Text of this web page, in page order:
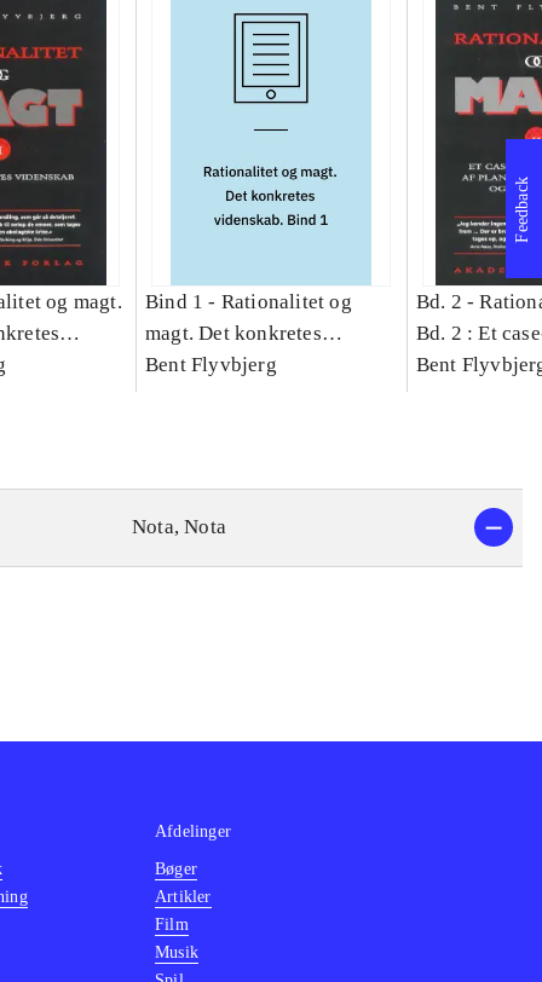
og magt.
Bind 1 - Rationalitet og
magt. Det konkretes
videnskab. Bind 1
Bent Flyvbjerg
Bd. 2 -
Bd. 2 : Et
studie af
Bent
Nota, Nota
Feedback
Afdelinger
Bøger
Artikler
Film
Musik